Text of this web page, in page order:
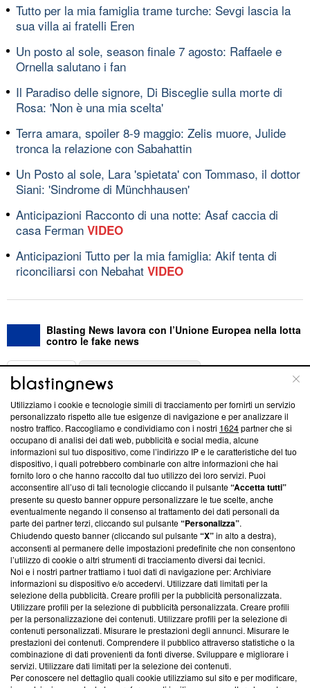
Tutto per la mia famiglia trame turche: Sevgi lascia la
sua villa ai fratelli Eren
Un posto al sole, season finale 7 agosto: Raffaele e
Ornella salutano i fan
Il Paradiso delle signore, Di Bisceglie sulla morte di
Rosa: 'Non è una mia scelta'
Terra amara, spoiler 8-9 maggio: Zelis muore, Julide
tronca la relazione con Sabahattin
Un Posto al sole, Lara 'spietata' con Tommaso, il dottor
Siani: 'Sindrome di Münchhausen'
Anticipazioni Racconto di una notte: Asaf caccia di
casa Ferman VIDEO
Anticipazioni Tutto per la mia famiglia: Akif tenta di
riconciliarsi con Nebahat VIDEO
Blasting News lavora con l’Unione Europea nella lotta
contro le fake news
ABOUT
Questa sezione offre informazioni trasparenti su Blasting
News, sui nostri processi editoriali e su come ci impegniamo a
creare news di qualità. Inoltre, afferma la nostra aderenza a
‘Trust Project - News with Integrity’Blasting News non è
ancora membro del programma, ma ha richiesto di farne
parte; Trust Project non ha ancora effettuato una verifica di
conformità agli standard.
Su di noi
Team editoriale
Corporate
Redazione
Informativa Privacy
Cookie Policy
Blasting SA, IDI CHE-247.845.224, Via Carlo Frasca, 3 - 6900
Utilizziamo i cookie e tecnologie simili di tracciamento per fornirti un servizio
personalizzato rispetto alle tue esigenze di navigazione e per analizzare il
nostro traffico. Raccogliamo e condividiamo con i nostri 1624partner che si
occupano di analisi dei dati web, pubblicità e social media, alcune
informazioni sul tuo dispositivo, come l’indirizzo IP e le caratteristiche del tuo
dispositivo, i quali potrebbero combinarle con altre informazioni che hai
fornito loro o che hanno raccolto dal tuo utilizzo dei loro servizi. Puoi
acconsentire all’uso di tali tecnologie cliccando il pulsante“Accetta tutti”
presente su questo banner oppure personalizzare le tue scelte, anche
eventualmente negando il consenso al trattamento dei dati personali da
parte dei partner terzi, cliccando sul pulsante“Personalizza”.
Chiudendo questo banner (cliccando sul pulsante“X”in alto a destra),
acconsenti al permanere delle impostazioni predefinite che non consentono
l’utilizzo di cookie o altri strumenti di tracciamento diversi dai tecnici.
Noi e i nostri partner trattiamo i tuoi dati di navigazione per: Archiviare
informazioni su dispositivo e/o accedervi. Utilizzare dati limitati per la
selezione della pubblicità. Creare profili per la pubblicità personalizzata.
Utilizzare profili per la selezione di pubblicità personalizzata. Creare profili
per la personalizzazione dei contenuti. Utilizzare profili per la selezione di
contenuti personalizzati. Misurare le prestazioni degli annunci. Misurare le
prestazioni dei contenuti. Comprendere il pubblico attraverso statistiche o la
combinazione di dati provenienti da fonti diverse. Sviluppare e migliorare i
servizi. Utilizzare dati limitati per la selezione dei contenuti.
Per conoscere nel dettaglio quali cookie utilizziamo sul sito e per modificare,